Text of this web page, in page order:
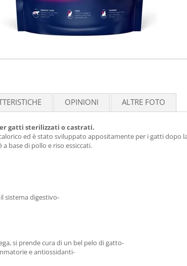
OPINIONI ALTRE FOTO
gatti sterilizzati o castrati.
ed è stato sviluppato appositamente per i gatti dopo
base di pollo e riso essiccati.
sistema digestivo-
si prende cura di un bel pelo di gatto-
e antiossidanti-